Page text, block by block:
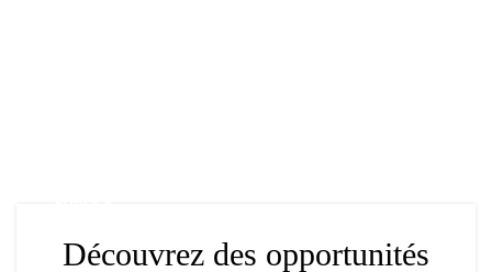
Découvrez des opportunités